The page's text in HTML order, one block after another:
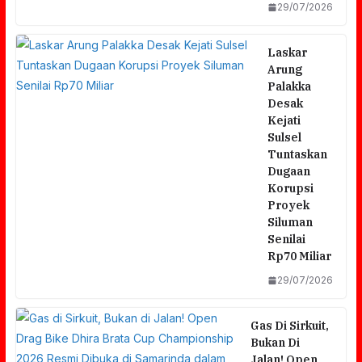
29/07/2026
Laskar
Arung
Palakka
Desak
Kejati
Sulsel
Tuntaskan
Dugaan
Korupsi
Proyek
Siluman
Senilai
Rp70 Miliar
29/07/2026
Gas Di Sirkuit,
Bukan Di